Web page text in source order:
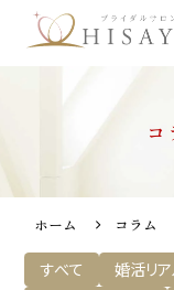
ホーム コラム
すべて 婚活リ